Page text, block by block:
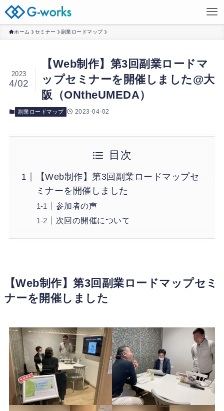
ホーム セミナー 副業ロードマップ
【Web制作】第3回副業ロードマ
ップセミナーを開催しました@大
阪（ONtheUMEDA）
2023
4/02
副業ロードマップ 2023-04-02
目次
【Web制作】第3回副業ロードマップセ
ミナーを開催しました
参加者の声
次回の開催について
【Web制作】第3回副業ロードマップセミ
ナーを開催しました